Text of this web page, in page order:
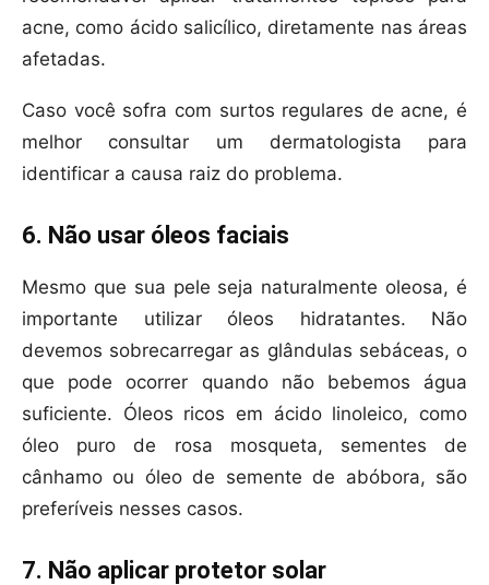
acne, como ácido salicílico, diretamente nas áreas
afetadas.
Caso você sofra com surtos regulares de acne, é
melhor consultar um dermatologista para
identificar a causa raiz do problema.
6. Não usar óleos faciais
Mesmo que sua pele seja naturalmente oleosa, é
importante utilizar óleos hidratantes. Não
devemos sobrecarregar as glândulas sebáceas, o
que pode ocorrer quando não bebemos água
suficiente. Óleos ricos em ácido linoleico, como
óleo puro de rosa mosqueta, sementes de
cânhamo ou óleo de semente de abóbora, são
preferíveis nesses casos.
7. Não aplicar protetor solar